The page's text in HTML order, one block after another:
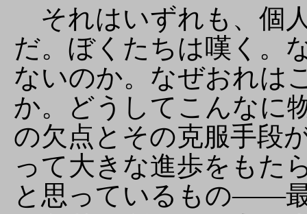
それはいずれも、個
だ。ぼくたちは嘆く。
ないのか。なぜおれは
か。どうしてこんなに
の欠点とその克服手段
って大きな進歩をもた
と思っているもの――